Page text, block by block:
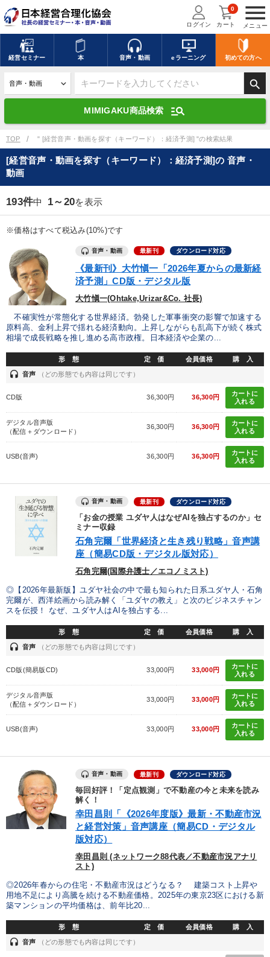
menu
メニュー
ログイン カート
0
経営セミナー 本 音声・動画 eラーニング 初めての方へ
search
MIMIGAKU商品検索 manage_search
キーワードを入力して探す
デジタル版対応のみ検索結果に表示する
search 上記の条件で検索
mic 講演収録物を探す
全国経営者セミナー講演収録物（全1315タイトル）からお探しいただけ
ます
優秀各社の智恵と戦略 事業家のロマンと経営
若手異才経営者の発想 専門家のアドバイス
リーダーの器量を学ぶ
テーマ
オーナー社長の「現場力の経営」＋現場の「儲ける力」をさらに
【最新刊】時代を超える経営150の言葉＋社長のスピーチ・話材
業種
IT・サービス・金融業 コンサルタント 専門家
キーワード
地方企業の勝ち方
ブランディング 生き方の指針
※「更新」を押すと「テーマ」「キーワード」を更新いただけます。
全国経営者セミナー収録物以外の経営教材（全762タイトル）からお探
しいただけます
カテゴリー
経営リーダーの考え方と戦略を学ぶ
組織と人を動かすマネジメント力を磨く
大竹愼一書籍
全国経営者セミナー収録〈売れ筋・人気〉音声＆動画20選
TOP " [経営音声・動画を探す（キーワード）：経済予測] "の検索結果
[経営音声・動画を探す（キーワード）：経済予測]の 音声・
動画
193件中 1～20を表示
※価格はすべて税込み(10%)です
音声・動画 最新刊 ダウンロード対応
《最新刊》大竹愼一「2026年夏からの最新経
済予測」CD版・デジタル版
大竹愼一(Ohtake,Urizar&Co. 社長)
不確実性が常態化する世界経済。勃発した軍事衝突の影響で加速する
原料高、金利上昇で揺れる経済動向。上昇しながらも乱高下が続く株式
相場で成長戦略を推し進める高市政権。日本経済や企業の...
形 態 定 価 会員価格 購 入
headset 音声 （どの形態でも内容は同じです）
CD版 36,300円 36,300円
カートに
入れる
デジタル音声版
（配信＋ダウンロード）
36,300円 36,300円
カートに
入れる
USB(音声) 36,300円 36,300円
カートに
入れる
音声・動画 最新刊 ダウンロード対応
「お金の授業 ユダヤ人はなぜAIを独占するのか」セ
ミナー収録
石角完爾「世界経済と生き残り戦略」音声講
座（簡易CD版・デジタル版対応）
石角完爾(国際弁護士／エコノミスト)
◎【2026年最新版】ユダヤ社会の中で最も知られた日系ユダヤ人・石角
完爾が、西洋絵画から読み解く「ユダヤの教え」と次のビジネスチャン
スを伝授！ なぜ、ユダヤ人はAIを独占する...
形 態 定 価 会員価格 購 入
headset 音声 （どの形態でも内容は同じです）
CD版(簡易版CD) 33,000円 33,000円
カートに
入れる
デジタル音声版
（配信＋ダウンロード）
33,000円 33,000円
カートに
入れる
USB(音声) 33,000円 33,000円
カートに
入れる
音声・動画 最新刊 ダウンロード対応
毎回好評！「定点観測」で不動産の今と未来を読み
解く！
幸田昌則「《2026年度版》最新・不動産市況
と経営対策」音声講座（簡易CD・デジタル
版対応）
幸田昌則 (ネットワーク88代表／不動産市況アナリ
スト)
◎2026年春からの住宅・不動産市況はどうなる？ 建築コスト上昇や
用地不足により高騰を続ける不動産価格。2025年の東京23区における新
築マンションの平均価格は、前年比20...
形 態 定 価 会員価格 購 入
headset 音声 （どの形態でも内容は同じです）